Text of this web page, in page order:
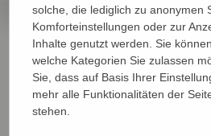
Wann
3.07.202609:00 - 13:00 Uhr
Veranstalter
Region Südwest
Veranstaltungsort
solche, die lediglich zu anonymen
Komforteinstellungen oder zur
Inhalte genutzt werden. Sie
welche Kategorien Sie zulassen
Sie, dass auf Basis Ihrer
mehr alle Funktionalitäten der
stehen.